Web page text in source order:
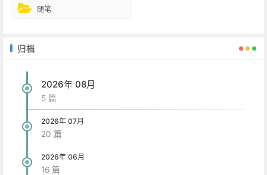
随笔
归档
2026年 08月
5 篇
2026年 07月
20 篇
2026年 06月
16 篇